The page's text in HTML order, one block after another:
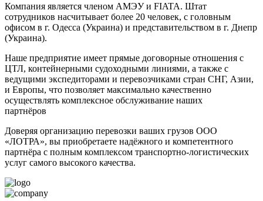
Компания является членом АМЭУ и FIATA. Штат
сотрудников насчитывает более 20 человек, с головным
офисом в г. Одесса (Украина) и представительством в г. Днепр
(Украина).
Наше предприятие имеет прямые договорные отношения с
ЦТЛ, контейнерными судоходными линиями, а также с
ведущими экспедиторами и перевозчиками стран СНГ, Азии,
и Европы, что позволяет максимально качественно
осуществлять комплексное обслуживание наших
партнёров
Доверяя организацию перевозки ваших грузов ООО
«ЛОТРА», вы приобретаете надёжного и компетентного
партнёра с полным комплексом транспортно-логистических
услуг самого высокого качества.